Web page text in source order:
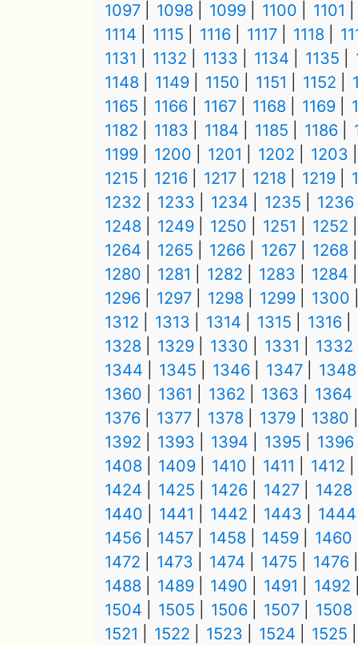
1097
1098 1099 1100
1101
1114
1115 1116 1117 1118
1131
1132 1133 1134 1135
1148
1149 1150 1151 1152
1165
1166 1167 1168 1169
1182
1183 1184 1185 1186
1199
1200 1201 1202
1203
1215
1216 1217 1218 1219
1232
1233 1234 1235
1236
1248
1249 1250 1251
1252
1264
1265 1266 1267
1268
1280
1281 1282 1283
1284
1296
1297 1298 1299
1300
1312
1313 1314 1315
1316
1328
1329 1330 1331
1332
1344
1345 1346 1347
1348
1360
1361 1362 1363
1364
1376
1377 1378 1379
1380
1392
1393 1394 1395
1396
1408
1409 1410 1411
1412
1424
1425 1426 1427
1428
1440
1441 1442 1443
1444
1456
1457 1458 1459
1460
1472
1473 1474 1475
1476
1488
1489 1490 1491
1492
1504
1505 1506 1507
1508
1521
1522 1523 1524 1525